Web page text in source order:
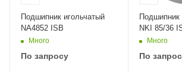
Подшипник игольчатый
NA4852 ISB
Много
По запросу
Подшипник
NKI 85/36
Много
По